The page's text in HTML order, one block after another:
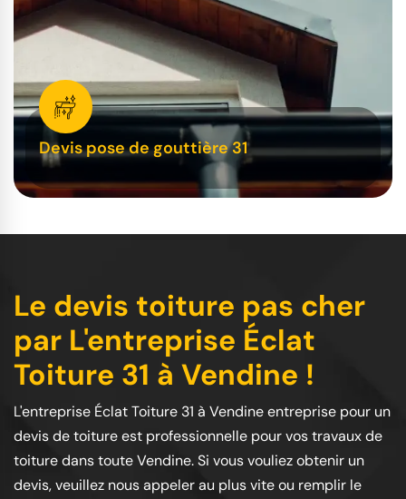
Devis pose de gouttière 31
Le devis toiture pas cher
par L'entreprise Éclat
Toiture 31 à Vendine !
L'entreprise Éclat Toiture 31 à Vendine entreprise pour un
devis de toiture est professionnelle pour vos travaux de
toiture dans toute Vendine. Si vous vouliez obtenir un
devis, veuillez nous appeler au plus vite ou remplir le